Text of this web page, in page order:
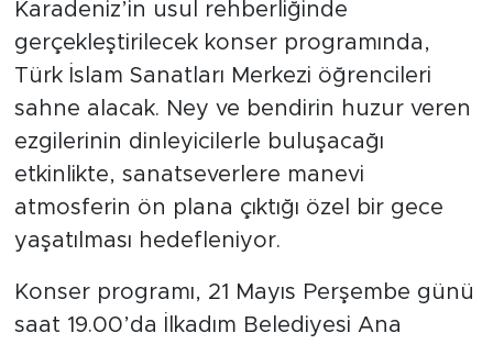
Karadeniz’in usul rehberliğinde
gerçekleştirilecek konser programında,
Türk İslam Sanatları Merkezi öğrencileri
sahne alacak. Ney ve bendirin huzur veren
ezgilerinin dinleyicilerle buluşacağı
etkinlikte, sanatseverlere manevi
atmosferin ön plana çıktığı özel bir gece
yaşatılması hedefleniyor.
Konser programı, 21 Mayıs Perşembe günü
saat 19.00’da İlkadım Belediyesi Ana